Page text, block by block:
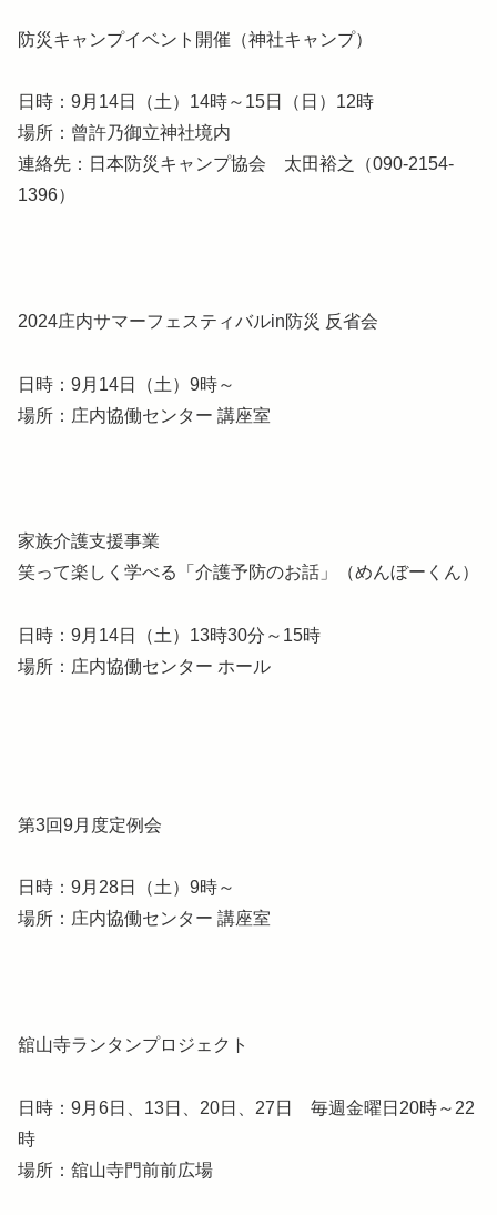
防災キャンプイベント開催（神社キャンプ）
日時：9月14日（土）14時～15日（日）12時
場所：曾許乃御立神社境内
連絡先：日本防災キャンプ協会 太田裕之（090-2154-
1396）
2024庄内サマーフェスティバルin防災 反省会
日時：9月14日（土）9時～
場所：庄内協働センター 講座室
家族介護支援事業
笑って楽しく学べる「介護予防のお話」（めんぼーくん）
日時：9月14日（土）13時30分～15時
場所：庄内協働センター ホール
第3回9月度定例会
日時：9月28日（土）9時～
場所：庄内協働センター 講座室
舘山寺ランタンプロジェクト
日時：9月6日、13日、20日、27日 毎週金曜日20時～22
時
場所：舘山寺門前前広場